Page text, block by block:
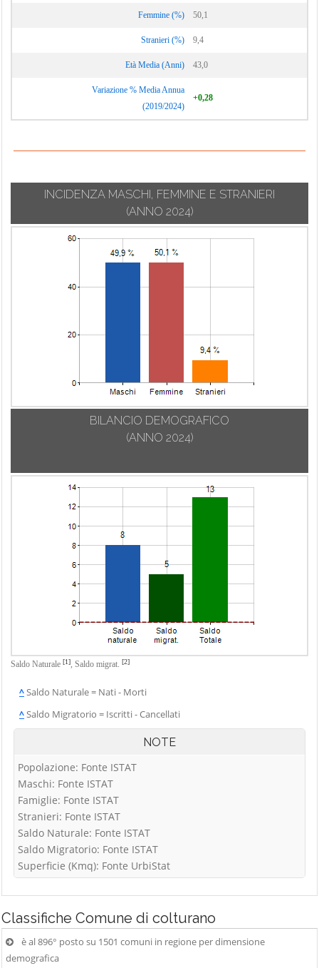
Vignate
Vizzolo
Predabissi
Giacomo
Femmine (%) 50,1
Stranieri (%) 9,4
Età Media (Anni) 43,0
Variazione % Media Annua
(2019/2024)
+0,28
INCIDENZA MASCHI, FEMMINE E STRANIERI
(ANNO 2024)
BILANCIO DEMOGRAFICO
(ANNO 2024)
Saldo Naturale [1], Saldo migrat. [2]
^Saldo Naturale = Nati - Morti
^Saldo Migratorio = Iscritti - Cancellati
NOTE
Popolazione: Fonte ISTAT
Maschi: Fonte ISTAT
Famiglie: Fonte ISTAT
Stranieri: Fonte ISTAT
Saldo Naturale: Fonte ISTAT
Saldo Migratorio: Fonte ISTAT
Superficie (Kmq): Fonte UrbiStat
Classifiche Comune di colturano
è al 896° posto su 1501 comuni in regione per dimensione
demografica